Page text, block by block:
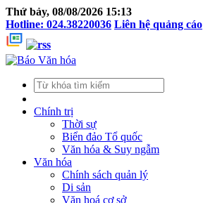
Thứ bảy, 08/08/2026 15:13
Hotline: 024.38220036 Liên hệ quảng cáo
Chính trị
Thời sự
Biển đảo Tổ quốc
Văn hóa & Suy ngẫm
Văn hóa
Chính sách quản lý
Di sản
Văn hoá cơ sở